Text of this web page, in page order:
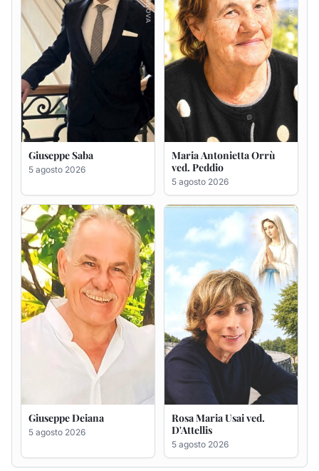
Giuseppe Deiana
5 agosto 2026
Rosa Maria Usai ved.
D'Attellis
5 agosto 2026